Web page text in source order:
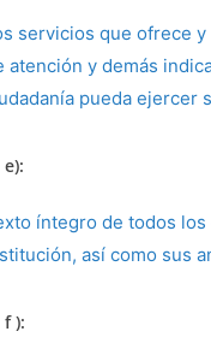
servicios que ofrece
atención y demás
pueda ejercer
íntegro de todos
así como sus
):